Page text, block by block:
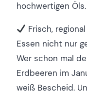
hochwertigen Öls.
Frisch,
Essen nicht nur
Wer schon mal
Erdbeeren im
weiß Bescheid.